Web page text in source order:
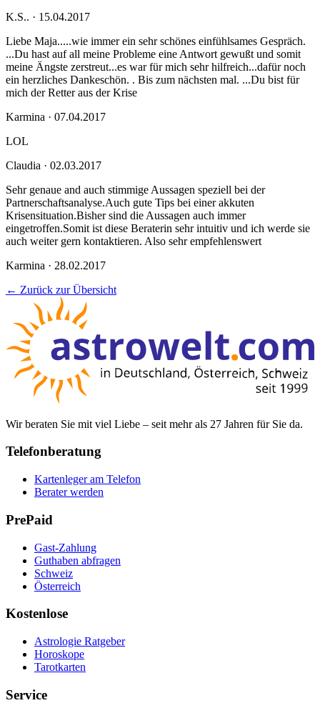
K.S.. · 15.04.2017
Liebe Maja.....wie immer ein sehr schönes einfühlsames Gespräch.
...Du hast auf all meine Probleme eine Antwort gewußt und somit
meine Ängste zerstreut...es war für mich sehr hilfreich...dafür noch
ein herzliches Dankeschön. . Bis zum nächsten mal. ...Du bist für
mich der Retter aus der Krise
Karmina · 07.04.2017
LOL
Claudia · 02.03.2017
Sehr genaue and auch stimmige Aussagen speziell bei der
Partnerschaftsanalyse.Auch gute Tips bei einer akkuten
Krisensituation.Bisher sind die Aussagen auch immer
eingetroffen.Somit ist diese Beraterin sehr intuitiv und ich werde sie
auch weiter gern kontaktieren. Also sehr empfehlenswert
Karmina · 28.02.2017
← Zurück zur Übersicht
Wir beraten Sie mit viel Liebe – seit mehr als 27 Jahren für Sie da.
Telefonberatung
Kartenleger am Telefon
Berater werden
PrePaid
Gast-Zahlung
Guthaben abfragen
Schweiz
Österreich
Kostenlose
Astrologie Ratgeber
Horoskope
Tarotkarten
Service